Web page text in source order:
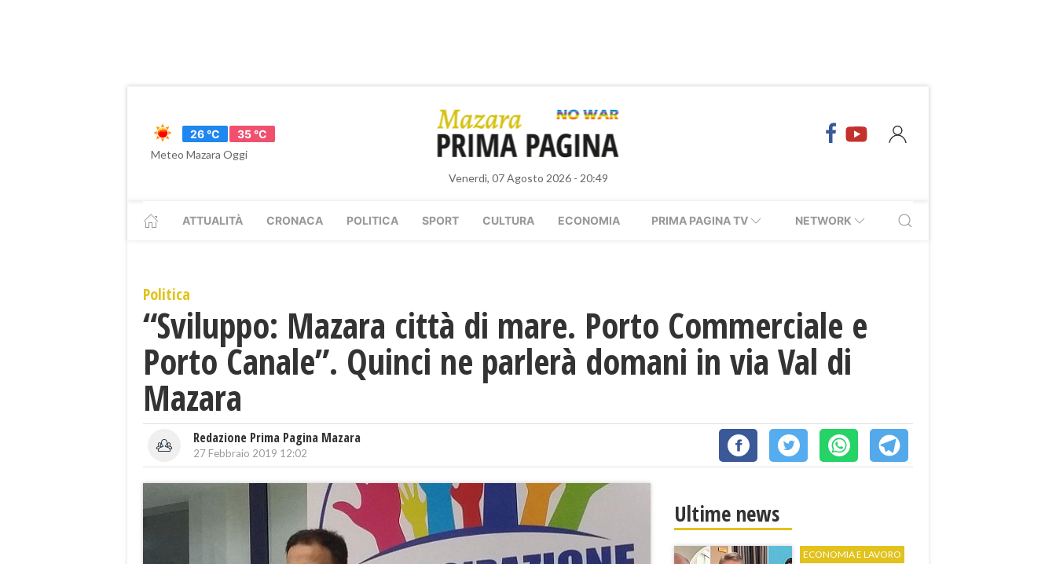
26 °C
35 °C
Meteo Mazara Oggi
Venerdì, 07 Agosto 2026 - 20:49
ATTUALITÀ CRONACA POLITICA SPORT CULTURA ECONOMIA PRIMA PAGINA TV NETWORK
Politica
“Sviluppo: Mazara città di mare. Porto Commerciale e
Porto Canale”. Quinci ne parlerà domani in via Val di
Mazara
Redazione Prima Pagina Mazara
27 Febbraio 2019 12:02
Ultime news
ECONOMIA E LAVORO